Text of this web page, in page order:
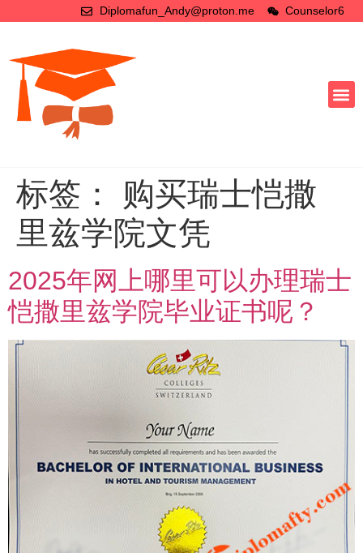
Diplomafun_Andy@proton.me Counselor6
标签： 购买瑞士恺撒
里兹学院文凭
2025年网上哪里可以办理瑞士
恺撒里兹学院毕业证书呢？